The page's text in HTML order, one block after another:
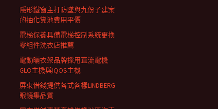
隱形鐵窗主打防墜與九份子建案
的抽化糞池費用平價
電梯保養具備電梯控制系統更換
零組件洗衣店推薦
電動曬衣架品牌採用直流電機
GLO主機與IQOS主機
屏東借錢提供各式各樣LINDBERG
眼鏡集品質